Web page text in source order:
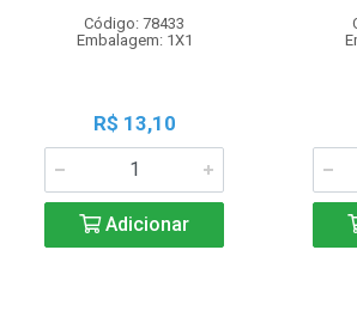
Código: 78433
Embalagem: 1X1
R$ 13,10
Adicionar